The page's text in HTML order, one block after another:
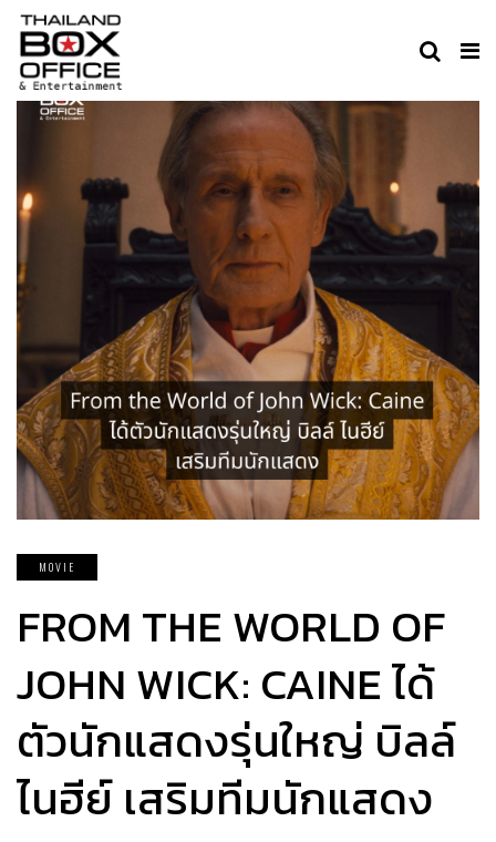
MOVIE
FROM THE WORLD OF
JOHN WICK: CAINE ได้
ตัวนักแสดงรุ่นใหญ่ บิลล์
ไนฮีย์ เสริมทีมนักแสดง